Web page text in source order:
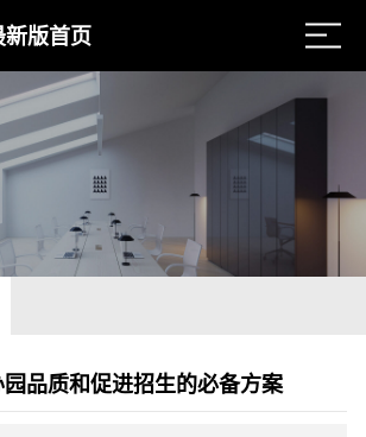
新版首页
品质和促进招生的必备方案